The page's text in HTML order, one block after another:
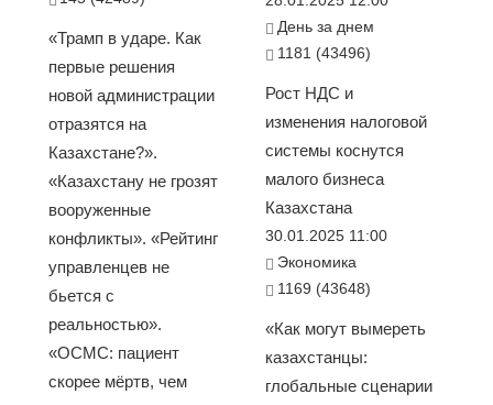
«Трамп в ударе. Как
первые решения
новой администрации
отразятся на
Казахстане?».
«Казахстану не грозят
вооруженные
конфликты». «Рейтинг
управленцев не
бьется с
реальностью».
«ОСМС: пациент
скорее мёртв, чем
День за днем
1181 (43496)
Рост НДС и
изменения налоговой
системы коснутся
малого бизнеса
Казахстана
30.01.2025 11:00
Экономика
1169 (43648)
«Как могут вымереть
казахстанцы:
глобальные сценарии